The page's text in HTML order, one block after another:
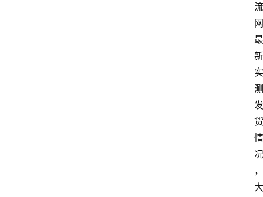
流
网
最
新
实
测
发
货
情
况
，
大